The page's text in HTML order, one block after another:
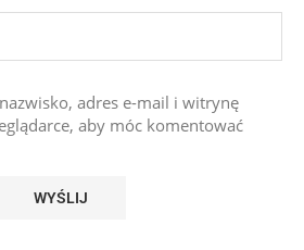
adres e-mail i witrynę
aby móc komentować